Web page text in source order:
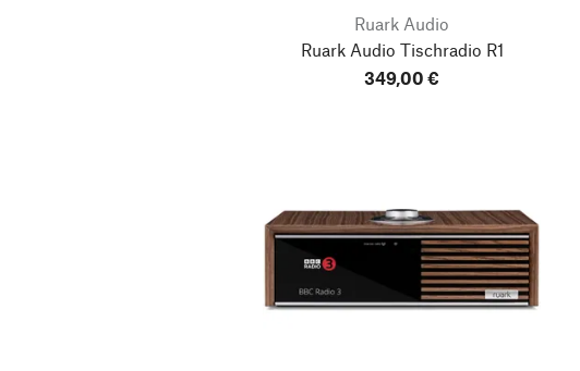
Ruark Audio
Ruark Audio Tischradio R1
349,00 €